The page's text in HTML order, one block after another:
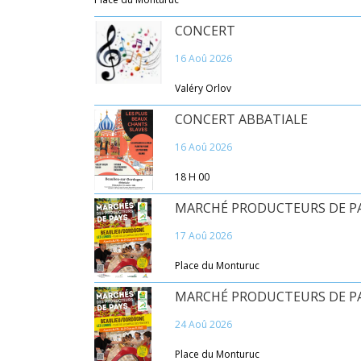
CONCERT
16 Aoû 2026
Valéry Orlov
CONCERT ABBATIALE
16 Aoû 2026
18 H 00
MARCHÉ PRODUCTEURS DE
17 Aoû 2026
Place du Monturuc
MARCHÉ PRODUCTEURS DE
24 Aoû 2026
Place du Monturuc